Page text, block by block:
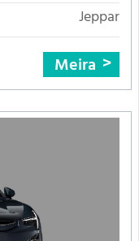
Jeppar
Meira